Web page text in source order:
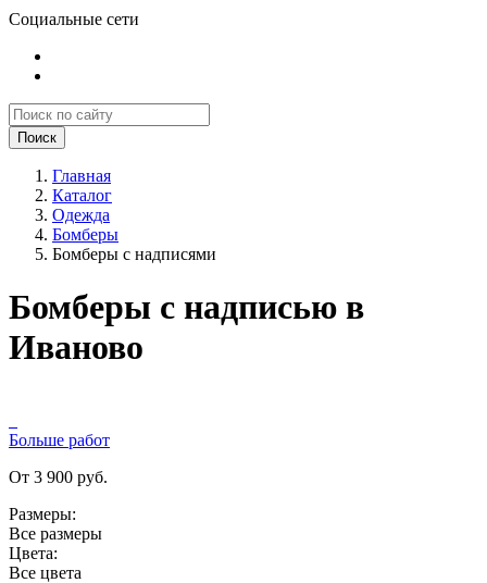
Социальные сети
Поиск
Главная
Каталог
Одежда
Бомберы
Бомберы с надписями
Бомберы с надписью в
Иваново
Больше работ
От 3 900 руб.
Размеры:
Все размеры
Цвета:
Все цвета